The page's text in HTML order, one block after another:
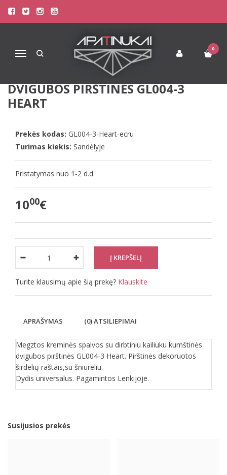
Navigacija
0
Pagrindinis Drabužiai
Megztos kreminės spalvos su dirbtiniu kailiuku kumštinės dvigubos
MEGZTOS KREMINĖS SPALVOS SU
DIRBTINIU KAILIUKU KUMŠTINĖS
DVIGUBOS PIRŠTINĖS GL004-3
HEART
Prekės kodas: GL004-3-Heart-ecru
Turimas kiekis: Sandėlyje
Pristatymas nuo 1-2 d.d.
1000€
Turite klausimų apie šią prekę? Klauskite
APRAŠYMAS (0) ATSILIEPIMAI
Megztos kreminės spalvos su dirbtiniu kailiuku kumštinės
dvigubos pirštinės GL004-3 Heart. Pirštinės dekoruotos
širdelių raštais,su šniureliu.
Dydis universalus. Pagamintos Lenkijoje.
Susijusios prekės